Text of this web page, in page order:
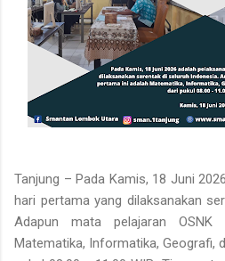
Tanjung – Pada Kamis, 18 Juni
hari pertama yang dilaksanakan
Adapun mata pelajaran
Matematika, Informatika, Geografi,